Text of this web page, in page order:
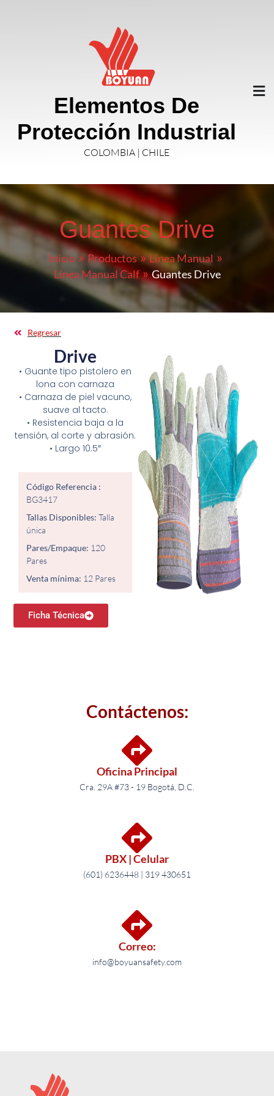
Elementos De
Protección Industrial
COLOMBIA | CHILE
Guantes Drive
Inicio Productos
Línea Manual
Línea Manual Calf
Guantes Drive
Drive
• Guante tipo pistolero en
lona con carnaza
• Carnaza de piel vacuno,
suave al tacto.
• Resistencia baja a la
tensión, al corte y abrasión.
• Largo 10.5″
Código Referencia :
BG3417
Tallas Disponibles:Talla
única
Pares/Empaque: 120
Pares
Venta mínima: 12 Pares​
Ficha Técnica
Regresar
Contáctenos:
Oficina Principal
Cra. 29A #73 - 19 Bogotá, D.C.
PBX | Celular
(601) 6236448 | 319 430651
Correo:
info@boyuansafety.com